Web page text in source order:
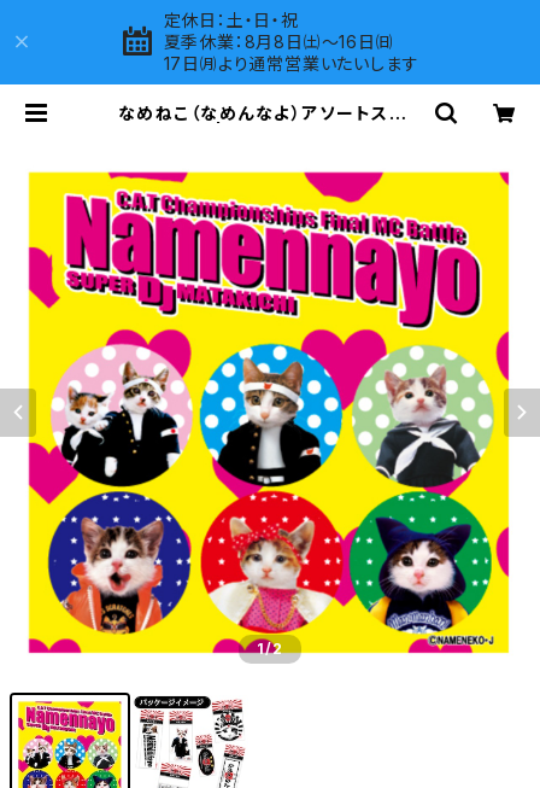
定休日：土・日・祝
夏季休業：8月8日㈯～16日㈰
17日㈪より通常営業いたいします
なめねこ（なめんなよ）アソートステッ
1/2